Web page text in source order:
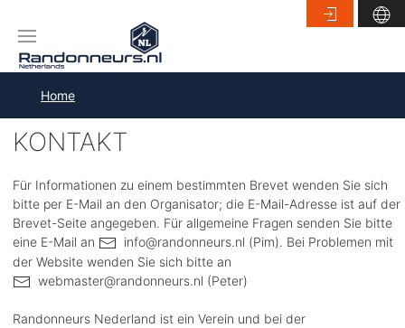
Home
KONTAKT
Für Informationen zu einem bestimmten Brevet wenden Sie sich
bitte per E-Mail an den Organisator; die E-Mail-Adresse ist auf der
Brevet-Seite angegeben. Für allgemeine Fragen senden Sie bitte
eine E-Mail an
info@randonneurs.nl (Pim). Bei Problemen mit
der Website wenden Sie sich bitte an
webmaster@randonneurs.nl (Peter)
Randonneurs Nederland ist ein Verein und bei der